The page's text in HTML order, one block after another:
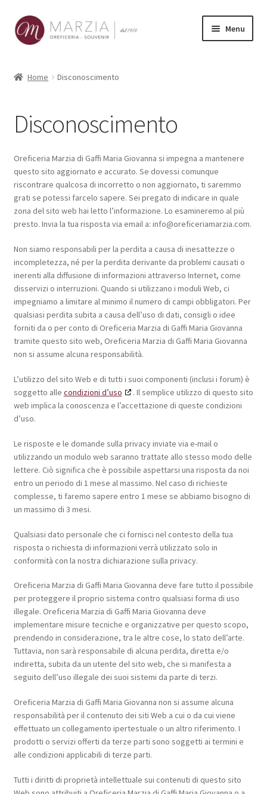
Vai
alla
Vai
al
Menu
La nostra storia
Contatti
Carrello
Home Disconoscimento
Disconoscimento
Oreficeria Marzia di Gaffi Maria Giovanna si impegna a mantenere
questo sito aggiornato e accurato. Se dovessi comunque
riscontrare qualcosa di incorretto o non aggiornato, ti saremmo
grati se potessi farcelo sapere. Sei pregato di indicare in quale
zona del sito web hai letto l’informazione. Lo esamineremo al più
presto. Invia la tua risposta via email a: info@oreficeriamarzia.com.
Non siamo responsabili per la perdita a causa di inesattezze o
incompletezza, né per la perdita derivante da problemi causati o
inerenti alla diffusione di informazioni attraverso Internet, come
disservizi o interruzioni. Quando si utilizzano i moduli Web, ci
impegniamo a limitare al minimo il numero di campi obbligatori. Per
qualsiasi perdita subita a causa dell’uso di dati, consigli o idee
forniti da o per conto di Oreficeria Marzia di Gaffi Maria Giovanna
tramite questo sito web, Oreficeria Marzia di Gaffi Maria Giovanna
non si assume alcuna responsabilità.
L’utilizzo del sito Web e di tutti i suoi componenti (inclusi i forum) è
soggetto alle condizioni d’uso
. Il semplice utilizzo di questo sito
web implica la conoscenza e l’accettazione di queste condizioni
d’uso.
Le risposte e le domande sulla privacy inviate via e-mail o
utilizzando un modulo web saranno trattate allo stesso modo delle
lettere. Ciò significa che è possibile aspettarsi una risposta da noi
entro un periodo di 1 mese al massimo. Nel caso di richieste
complesse, ti faremo sapere entro 1 mese se abbiamo bisogno di
un massimo di 3 mesi.
Qualsiasi dato personale che ci fornisci nel contesto della tua
risposta o richiesta di informazioni verrà utilizzato solo in
conformità con la nostra dichiarazione sulla privacy.
Oreficeria Marzia di Gaffi Maria Giovanna deve fare tutto il possibile
per proteggere il proprio sistema contro qualsiasi forma di uso
illegale. Oreficeria Marzia di Gaffi Maria Giovanna deve
implementare misure tecniche e organizzative per questo scopo,
prendendo in considerazione, tra le altre cose, lo stato dell’arte.
Tuttavia, non sarà responsabile di alcuna perdita, diretta e/o
indiretta, subita da un utente del sito web, che si manifesta a
seguito dell’uso illegale dei suoi sistemi da parte di terzi.
Oreficeria Marzia di Gaffi Maria Giovanna non si assume alcuna
responsabilità per il contenuto dei siti Web a cui o da cui viene
effettuato un collegamento ipertestuale o un altro riferimento. I
prodotti o servizi offerti da terze parti sono soggetti ai termini e
alle condizioni applicabili di terze parti.
Tutti i diritti di proprietà intellettuale sui contenuti di questo sito